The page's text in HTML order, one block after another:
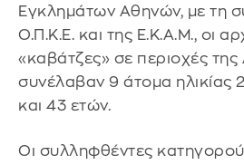
Εγκλημάτων Αθηνών, με τη
Ο.Π.Κ.Ε. και της Ε.Κ.Α.Μ., οι
«καβάτζες» σε περιοχές της
συνέλαβαν 9 άτομα ηλικίας
και 43 ετών.
Οι συλληφθέντες